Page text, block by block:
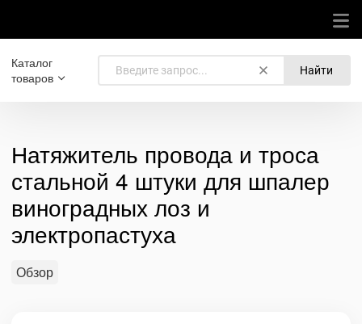
Каталог
товаров
Найти
Натяжитель провода и троса
стальной 4 штуки для шпалер
виноградных лоз и
электропастуха
Обзор